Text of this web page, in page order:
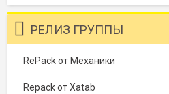
РЕЛИЗ ГРУППЫ
RePack от Механики
Repack от Xatab